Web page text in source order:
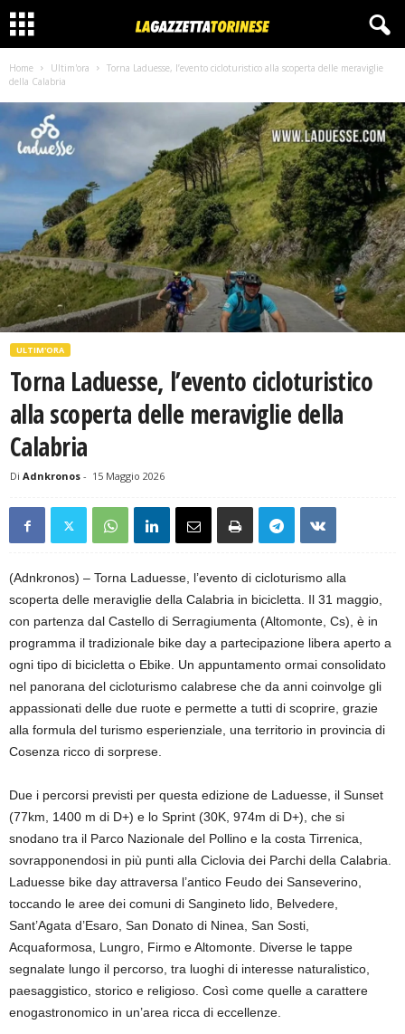
Home Ultim'ora
Torna Laduesse, l’evento cicloturistico alla scoperta delle meraviglie
della Calabria
ULTIM'ORA
Torna Laduesse, l’evento cicloturistico
alla scoperta delle meraviglie della
Calabria
Di Adnkronos - 15 Maggio 2026
(Adnkronos) – Torna Laduesse, l’evento di cicloturismo alla
scoperta delle meraviglie della Calabria in bicicletta. Il 31 maggio,
con partenza dal Castello di Serragiumenta (Altomonte, Cs), è in
programma il tradizionale bike day a partecipazione libera aperto a
ogni tipo di bicicletta o Ebike. Un appuntamento ormai consolidato
nel panorana del cicloturismo calabrese che da anni coinvolge gli
appassionati delle due ruote e permette a tutti di scoprire, grazie
alla formula del turismo esperienziale, una territorio in provincia di
Cosenza ricco di sorprese.
Due i percorsi previsti per questa edizione de Laduesse, il Sunset
(77km, 1400 m di D+) e lo Sprint (30K, 974m di D+), che si
snodano tra il Parco Nazionale del Pollino e la costa Tirrenica,
sovrapponendosi in più punti alla Ciclovia dei Parchi della Calabria.
Laduesse bike day attraversa l’antico Feudo dei Sanseverino,
toccando le aree dei comuni di Sangineto lido, Belvedere,
Sant’Agata d’Esaro, San Donato di Ninea, San Sosti,
Acquaformosa, Lungro, Firmo e Altomonte. Diverse le tappe
segnalate lungo il percorso, tra luoghi di interesse naturalistico,
paesaggistico, storico e religioso. Così come quelle a carattere
enogastronomico in un’area ricca di eccellenze.